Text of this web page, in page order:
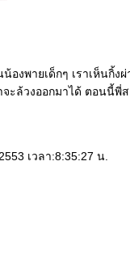
องพายเด็กๆ เราเห็นกิ้
ะล้วงออกมาได้ ตอนนี้พี่
เวลา:8:35:27 น.